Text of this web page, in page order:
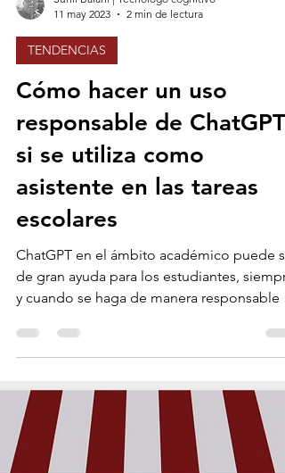
11 may 2023
TENDENCIAS
Cómo hacer un uso
responsable de ChatGPT
si se utiliza como
asistente en las tareas
escolares
ChatGPT en el ámbito académico puede
de gran ayuda para los estudiantes,
y cuando se haga de manera responsable y